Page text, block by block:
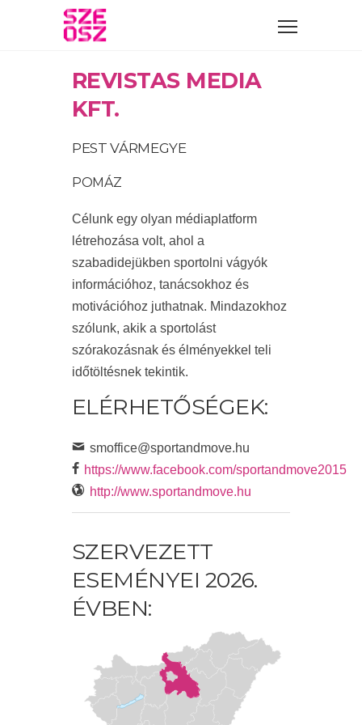
REVISTAS MEDIA
KFT.
PEST VÁRMEGYE
POMÁZ
Célunk egy olyan médiaplatform
létrehozása volt, ahol a
szabadidejükben sportolni vágyók
információhoz, tanácsokhoz és
motivációhoz juthatnak. Mindazokhoz
szólunk, akik a sportolást
szórakozásnak és élményekkel teli
időtöltésnek tekintik.
ELÉRHETŐSÉGEK:
smoffice@sportandmove.hu
https://www.facebook.com/sportandmove2015
http://www.sportandmove.hu
SZERVEZETT
ESEMÉNYEI 2026.
ÉVBEN: